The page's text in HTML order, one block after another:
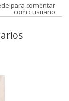
para comentar
como usuario